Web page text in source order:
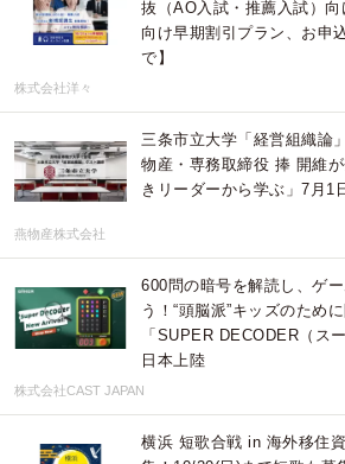
抜（AO入試・推薦入試）
向け早期割引プラン、お申
で】
株式会社洋々
三条市立大学「経営組織論
物産・専務取締役 捧 開維
きリーダーから学ぶ」7月1
燕物産株式会社
600問の暗号を解読し、ゲ
う！“頭脳派”キッズのため
「SUPER DECODER（ス
日本上陸
株式会社CAST JAPAN
横浜 短歌合戦 in 海外移住